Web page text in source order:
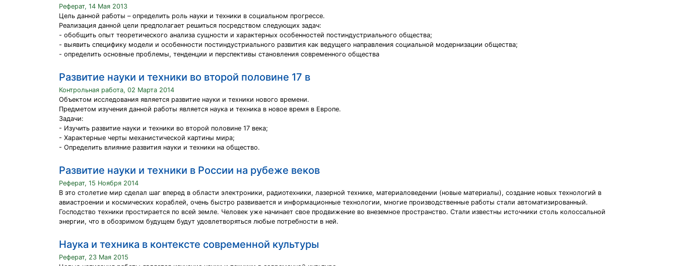
Реферат, 14 Мая 2013
Цель данной работы – определить роль науки и техники в социальном прогрессе.
Реализация данной цели предполагает решиться посредством следующих задач:
- обобщить опыт теоретического анализа сущности и характерных особенностей постиндустриального общества;
- выявить специфику модели и особенности постиндустриального развития как ведущего направления социальной модернизации общества;
- определить основные проблемы, тенденции и перспективы становления современного общества
Развитие науки и техники во второй половине 17 в
Контрольная работа, 02 Марта 2014
Объектом исследования является развитие науки и техники нового времени.
Предметом изучения данной работы является наука и техника в новое время в Европе.
Задачи:
- Изучить развитие науки и техники во второй половине 17 века;
- Характерные черты механистической картины мира;
- Определить влияние развития науки и техники на общество.
Развитие науки и техники в России на рубеже веков
Реферат, 15 Ноября 2014
В это столетие мир сделал шаг вперед в области электроники, радиотехники, лазерной технике, материаловедении (новые материалы), создание новых технологий в
авиастроении и космических кораблей, очень быстро развивается и информационные технологии, многие производственные работы стали автоматизированный.
Господство техники простирается по всей земле. Человек уже начинает свое продвижение во внеземное пространство. Стали известны источники столь колоссальной
энергии, что в обозримом будущем будут удовлетворяться любые потребности в ней.
Наука и техника в контексте современной культуры
Реферат, 23 Мая 2015